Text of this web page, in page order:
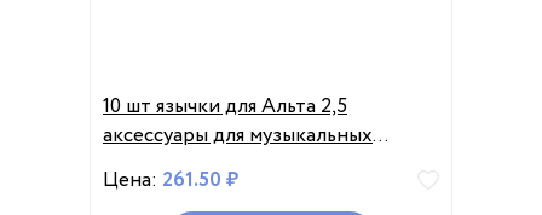
10 шт язычки для Альта 2,5
аксессуары для музыкальных
инструментов
Цена: 261.50 ₽